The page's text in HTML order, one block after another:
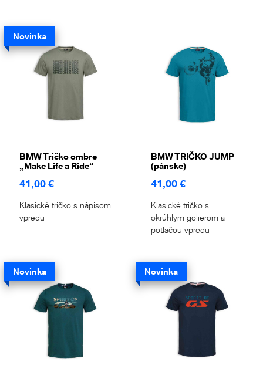
Novinka
BMW Tričko ombre
„Make Life a Ride“
41,00 €
Klasické tričko s nápisom
vpredu
BMW TRIČKO JUMP
(pánske)
41,00 €
Klasické tričko s
okrúhlym golierom a
potlačou vpredu
Novinka Novinka